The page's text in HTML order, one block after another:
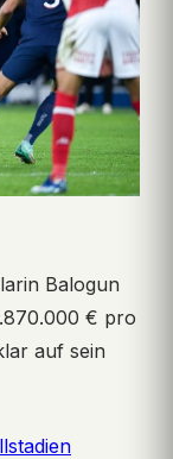
Balogun
€ pro
auf sein